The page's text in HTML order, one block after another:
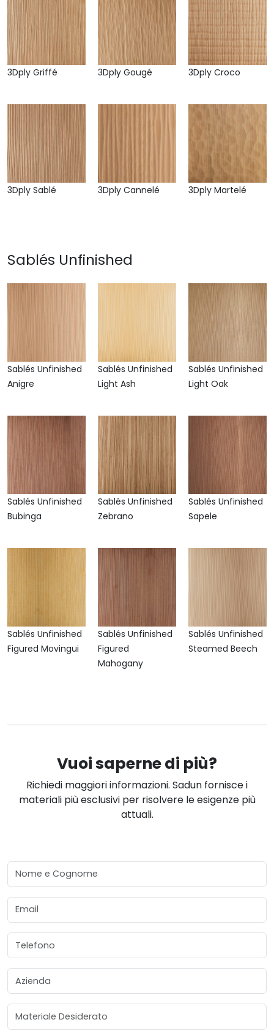
3Dply Griffé 3Dply Gougé 3Dply Croco
3Dply Sablé 3Dply Cannelé 3Dply Martelé
Sablés Unfinished
Sablés Unfinished
Anigre
Sablés Unfinished
Light Ash
Sablés Unfinished
Light Oak
Sablés Unfinished
Bubinga
Sablés Unfinished
Zebrano
Sablés Unfinished
Sapele
Sablés Unfinished
Figured Movingui
Sablés Unfinished
Figured
Mahogany
Sablés Unfinished
Steamed Beech
Vuoi saperne di più?
Richiedi maggiori informazioni. Sadun fornisce i
materiali più esclusivi per risolvere le esigenze più
attuali.
Nome e Cognome
Email
Telefono
Azienda
Materiale Desiderato